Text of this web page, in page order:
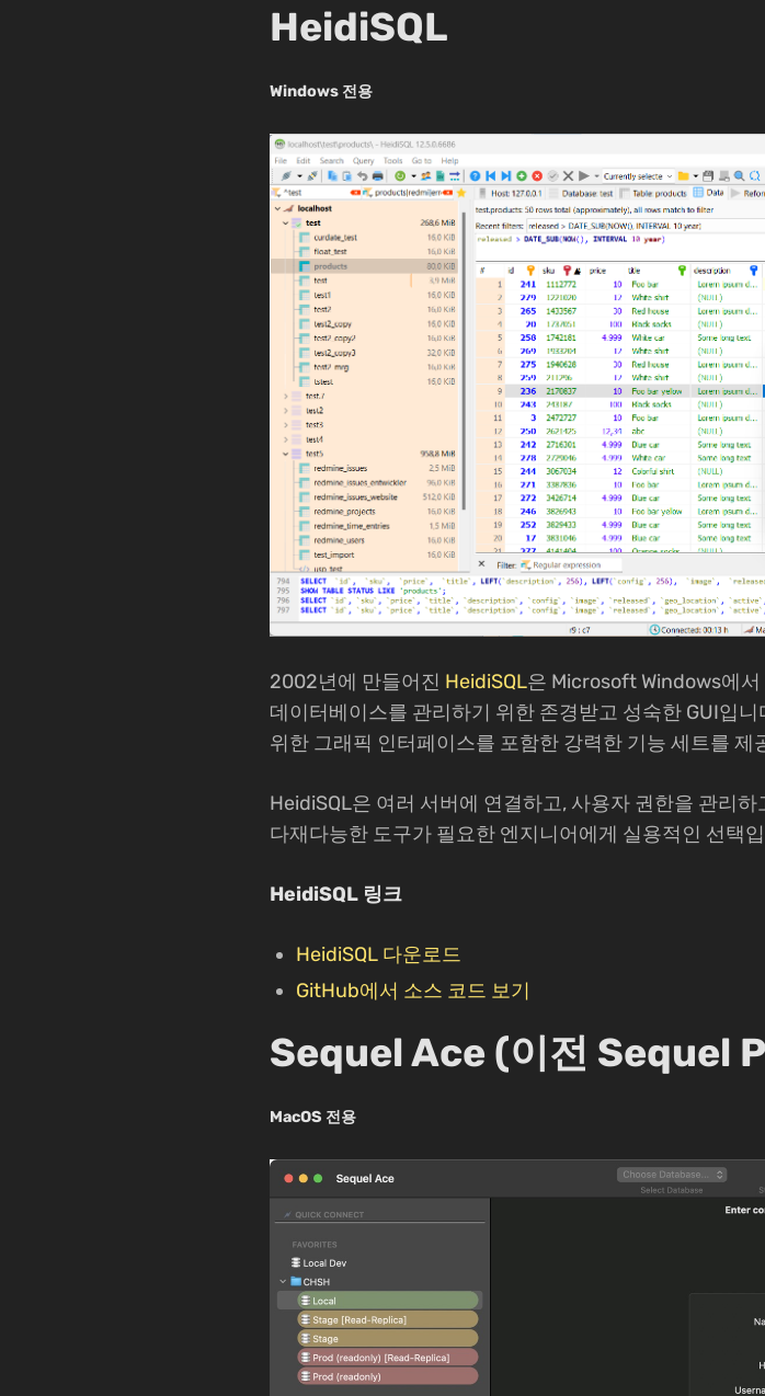
HeidiSQL
Windows 전용
2002년에 만들어진 HeidiSQL은 Microsoft Windows에
데이터베이스를 관리하기 위한 존경받고 성숙한 GUI입
위한 그래픽 인터페이스를 포함한 강력한 기능 세트를 제
HeidiSQL은 여러 서버에 연결하고, 사용자 권한을 관리
다재다능한 도구가 필요한 엔지니어에게 실용적인 선택
HeidiSQL 링크
HeidiSQL 다운로드
GitHub에서 소스 코드 보기
Sequel Ace (이전 Sequel
MacOS 전용